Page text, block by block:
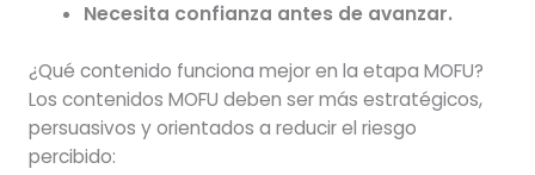
Necesita confianza antes de avanzar.
¿Qué contenido funciona mejor en la etapa MOFU?
Los contenidos MOFU deben ser más estratégicos,
persuasivos y orientados a reducir el riesgo
percibido: